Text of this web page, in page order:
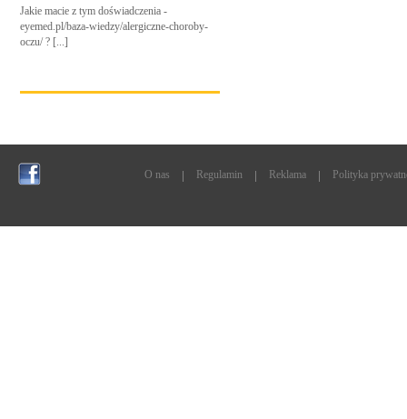
Jakie macie z tym doświadczenia -
eyemed.pl/baza-wiedzy/alergiczne-choroby-
oczu/ ? [...]
O nas Regulamin Reklama Polityka